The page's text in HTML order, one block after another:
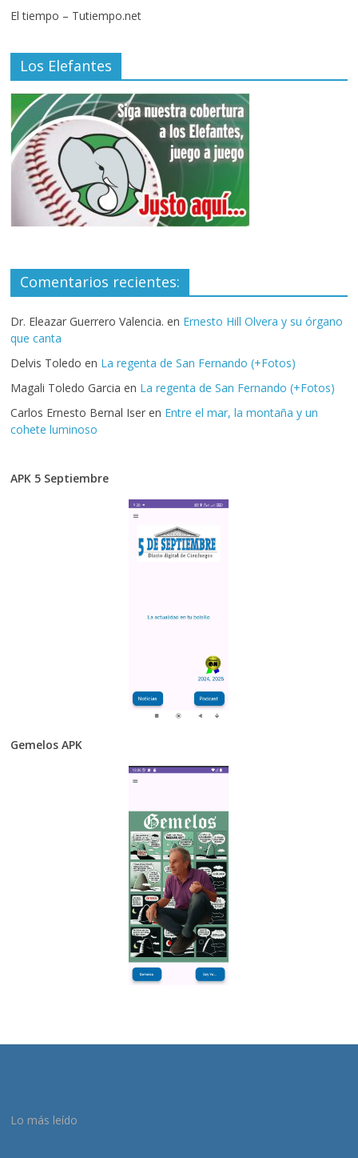
El tiempo – Tutiempo.net
Los Elefantes
Comentarios recientes:
Dr. Eleazar Guerrero Valencia. en Ernesto Hill Olvera y su órgano
que canta
Delvis Toledo en La regenta de San Fernando (+Fotos)
Magali Toledo Garcia en La regenta de San Fernando (+Fotos)
Carlos Ernesto Bernal Iser en Entre el mar, la montaña y un
cohete luminoso
APK 5 Septiembre
Gemelos APK
Lo más leído